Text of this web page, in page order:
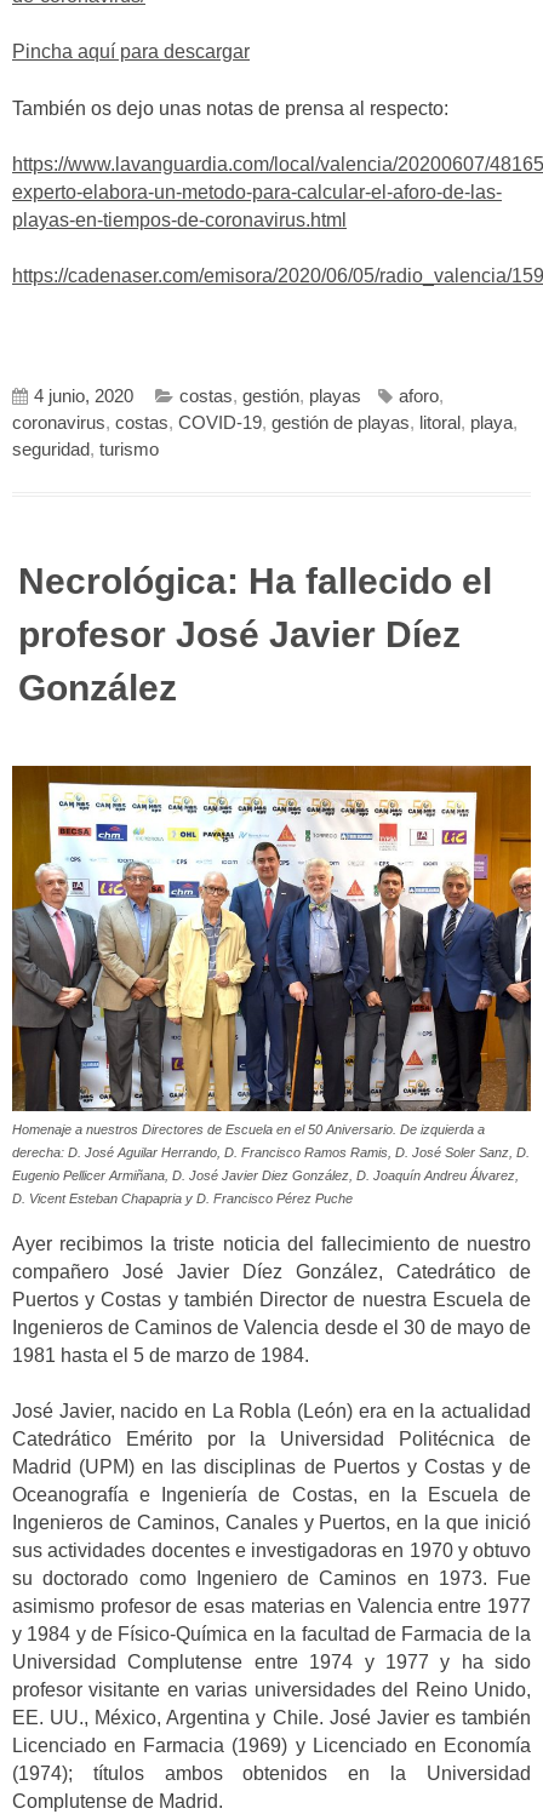
Pincha aquí para descargar
También os dejo unas notas de prensa al respecto:
https://www.lavanguardia.com/local/valencia/20200607/
experto-elabora-un-metodo-para-calcular-el-aforo-de-las-
playas-en-tiempos-de-coronavirus.html
https://cadenaser.com/emisora/2020/06/05/radio_valencia/
4 junio, 2020 costas, gestión, playas aforo,
coronavirus, costas, COVID-19, gestión de playas, litoral , playa,
seguridad, turismo
Necrológica: Ha fallecido el
profesor José Javier Díez
González
Homenaje a nuestros Directores de Escuela en el 50 Aniversario. De izquierda a
derecha: D. José Aguilar Herrando, D. Francisco Ramos Ramis, D. José Soler Sanz, D.
Eugenio Pellicer Armiñana, D. José Javier Diez González, D. Joaquín Andreu Álvarez,
D. Vicent Esteban Chapapria y D. Francisco Pérez Puche
Ayer recibimos la triste noticia del fallecimiento de nuestro
compañero José Javier Díez González, Catedrático de
Puertos y Costas y también Director de nuestra Escuela de
Ingenieros de Caminos de Valencia desde el 30 de mayo de
1981 hasta el 5 de marzo de 1984.
José Javier, nacido en La Robla (León) era en la actualidad
Catedrático Emérito por la Universidad Politécnica de
Madrid (UPM) en las disciplinas de Puertos y Costas y de
Oceanografía e Ingeniería de Costas, en la Escuela de
Ingenieros de Caminos, Canales y Puertos, en la que inició
sus actividades docentes e investigadoras en 1970 y obtuvo
su doctorado como Ingeniero de Caminos en 1973. Fue
asimismo profesor de esas materias en Valencia entre 1977
y 1984 y de Físico-Química en la facultad de Farmacia de la
Universidad Complutense entre 1974 y 1977 y ha sido
profesor visitante en varias universidades del Reino Unido,
EE. UU., México, Argentina y Chile. José Javier es también
Licenciado en Farmacia (1969) y Licenciado en Economía
(1974); títulos ambos obtenidos en la Universidad
Complutense de Madrid.